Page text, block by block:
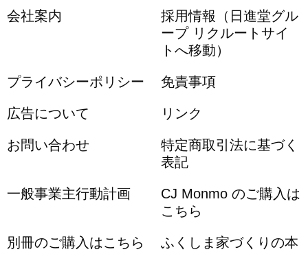
会社案内
採用情報（日進堂グル
ープ リクルートサイ
トへ移動）
プライバシーポリシー 免責事項
広告について リンク
お問い合わせ
特定商取引法に基づく
表記
一般事業主行動計画
CJ Monmo のご購入は
こちら
別冊のご購入はこちら ふくしま家づくりの本